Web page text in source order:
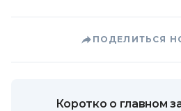
ПОДЕЛИТЬСЯ
Коротко о главном